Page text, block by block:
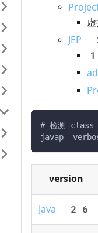
# 检测 class
javap -
version
Java 26